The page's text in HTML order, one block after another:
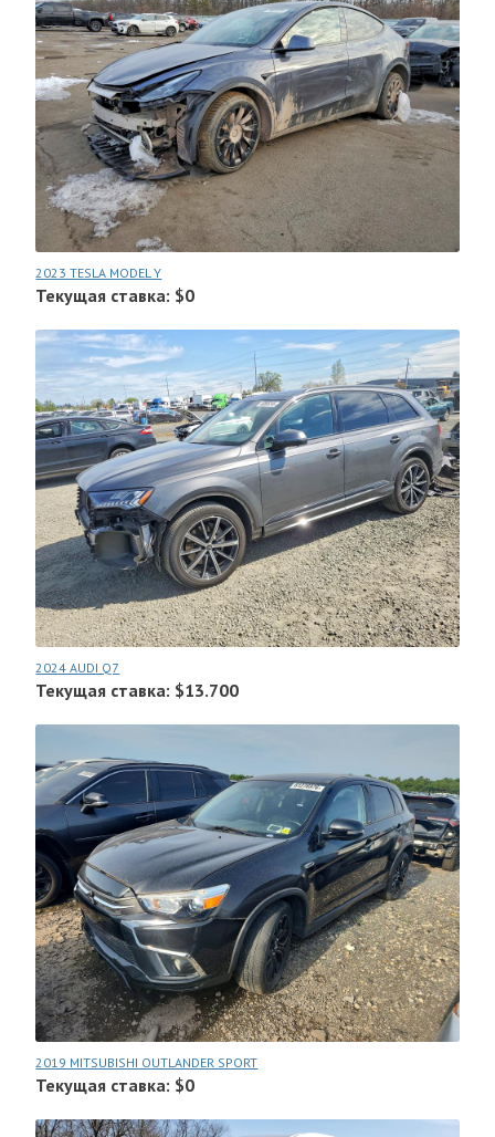
2023 TESLA MODEL Y
Текущая ставка: $0
2024 AUDI Q7
Текущая ставка: $13.700
2019 MITSUBISHI OUTLANDER SPORT
Текущая ставка: $0